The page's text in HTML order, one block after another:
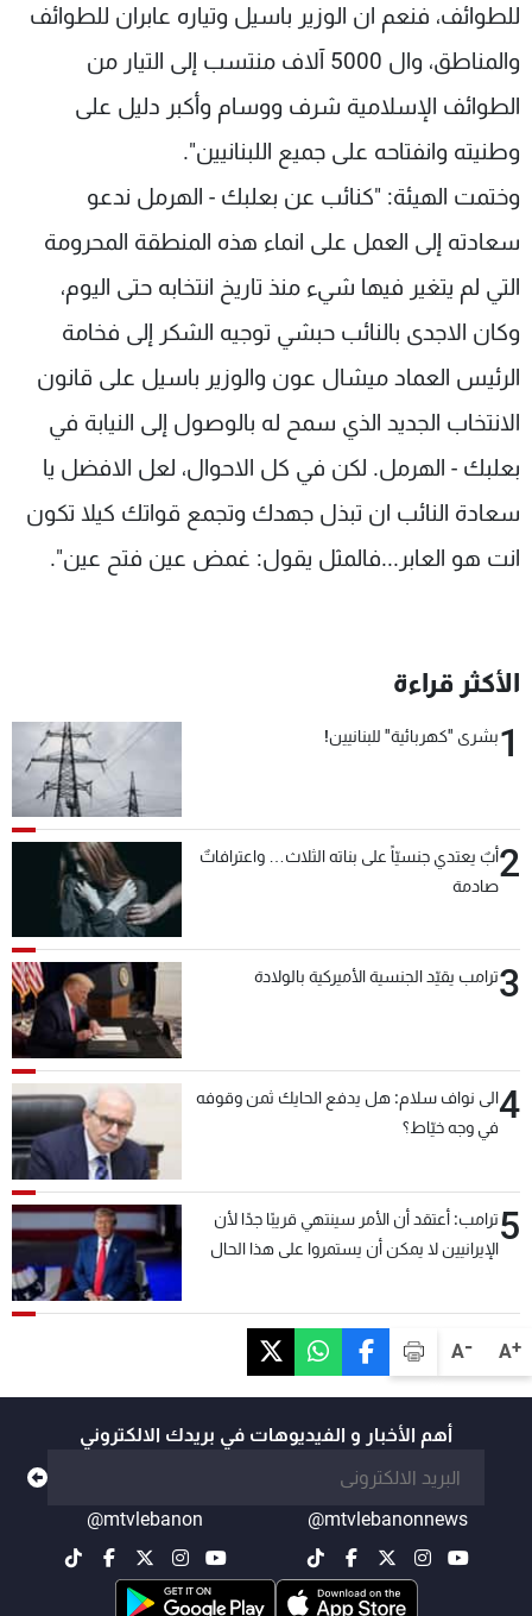
A+
A-
للطوائف، فنعم ان الوزير باسيل وتياره عابران للطوائف
والمناطق، وال 5000 آلاف منتسب إلى التيار من
الطوائف الإسلامية شرف ووسام وأكبر دليل على
وطنيته وانفتاحه على جميع اللبنانيين".
وختمت الهيئة: "كنائب عن بعلبك - الهرمل ندعو
سعادته إلى العمل على انماء هذه المنطقة المحرومة
التي لم يتغير فيها شيء منذ تاريخ انتخابه حتى اليوم،
وكان الاجدى بالنائب حبشي توجيه الشكر إلى فخامة
الرئيس العماد ميشال عون والوزير باسيل على قانون
الانتخاب الجديد الذي سمح له بالوصول إلى النيابة في
بعلبك - الهرمل. لكن في كل الاحوال، لعل الافضل يا
سعادة النائب ان تبذل جهدك وتجمع قواتك كيلا تكون
انت هو العابر...فالمثل يقول: غمض عين فتح عين".
الأكثر قراءة
1بشرى "كهربائية" للبنانيين!
2أبٌ يعتدي جنسيّاً على بناته الثلاث… واعترافاتٌ
صادمة
3ترامب يقيّد الجنسية الأميركية بالولادة
4الى نواف سلام: هل يدفع الحايك ثمن وقوفه
في وجه خيّاط؟
5ترامب: أعتقد أن الأمر سينتهي قريبًا جدًا لأن
الإيرانيين لا يمكن أن يستمروا على هذا الحال
أهم الأخبار و الفيديوهات في بريدك الالكتروني
@mtvlebanonnews
@mtvlebanon